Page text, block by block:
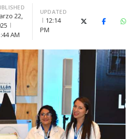
22,
AM
UPDATED
12:14
PM
X (Twitter)Facebook